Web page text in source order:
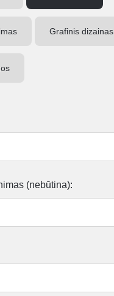
Grafinis dizainas
(nebūtina):